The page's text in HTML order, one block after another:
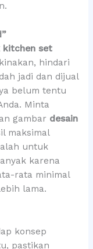
kitchen set
hindari
jadi dan dijual
belum tentu
Minta
gambar desain
maksimal
untuk
karena
rata minimal
lama.
konsep
pastikan